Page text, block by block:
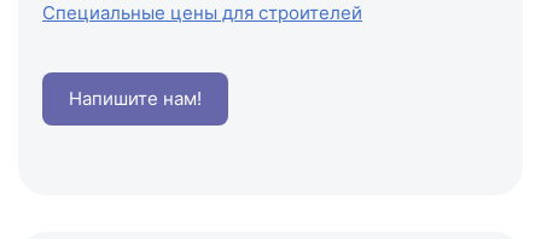
Специальные цены для строителей
Напишите нам!